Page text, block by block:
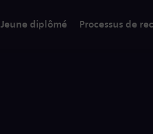
Jeune diplômé Processus de